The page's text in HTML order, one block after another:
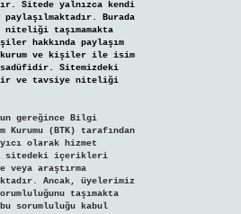
Sitede yalnızca kendi
paylaşılmaktadır. Burada
taşımamakta
hakkında paylaşım
kurum ve kişiler ile isim
Sitemizdeki
ve tavsiye niteliği
gereğince Bilgi
(BTK) tarafından
olarak hizmet
sitedeki içerikleri
veya araştırma
Ancak, üyelerimiz
taşımakta
sorumluluğu kabul